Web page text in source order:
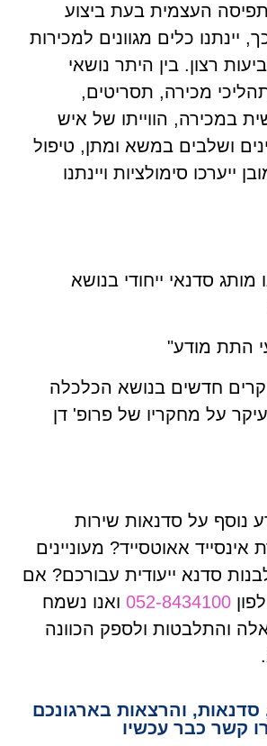
העצמית בעת ביצוע
יינתנו כלים מגוונים למכירות
רצון. בין היתר נושאי
מכירה, תסריטים,
במכירה, הווייתו של איש
ושלבים במשא ומתן, טיפול
ייערכו סימולציות ויינתנו
מותג סדנאי ייחודי בנושא
התת מודע"
חדשים בנושא הכלכלה
על מחקריו של פרופ' דן
נוסף על סדנאות שירות
אאוטסייד? מעוניינים
סדנא ייעודית עבורכם? אם
052-8434100 ואנו נשמח
והתלבטות ולספק הכוונה
סדנאות, והרצאות בארגונכם
קשר כבר עכשיו